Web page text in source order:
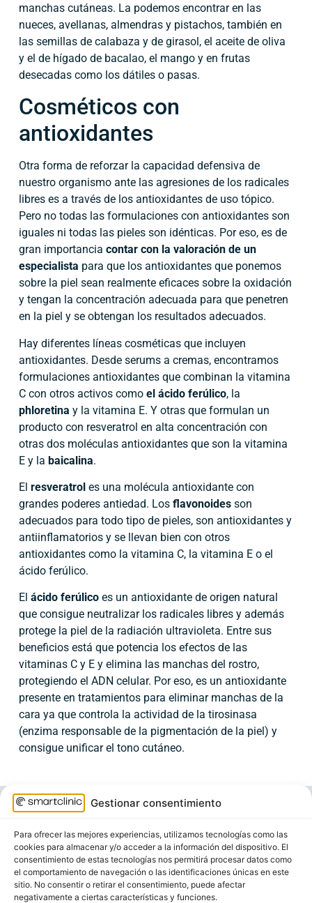
Gestionar consentimiento
Para ofrecer las mejores experiencias, utilizamos tecnologías como las
cookies para almacenar y/o acceder a la información del dispositivo. El
consentimiento de estas tecnologías nos permitirá procesar datos como
el comportamiento de navegación o las identificaciones únicas en este
sitio. No consentir o retirar el consentimiento, puede afectar
negativamente a ciertas características y funciones.
manchas cutáneas. La podemos encontrar en las
nueces, avellanas, almendras y pistachos, también en
las semillas de calabaza y de girasol, el aceite de oliva
y el de hígado de bacalao, el mango y en frutas
desecadas como los dátiles o pasas.
Cosméticos con
antioxidantes
Otra forma de reforzar la capacidad defensiva de
nuestro organismo ante las agresiones de los radicales
libres es a través de los antioxidantes de uso tópico.
Pero no todas las formulaciones con antioxidantes son
iguales ni todas las pieles son idénticas. Por eso, es de
gran importancia contar con la valoración de un
especialista para que los antioxidantes que ponemos
sobre la piel sean realmente eficaces sobre la oxidación
y tengan la concentración adecuada para que penetren
en la piel y se obtengan los resultados adecuados.
Hay diferentes líneas cosméticas que incluyen
antioxidantes. Desde serums a cremas, encontramos
formulaciones antioxidantes que combinan la vitamina
C con otros activos como el ácido ferúlico, la
phloretina y la vitamina E. Y otras que formulan un
producto con resveratrol en alta concentración con
otras dos moléculas antioxidantes que son la vitamina
E y la baicalina.
El resveratrol es una molécula antioxidante con
grandes poderes antiedad. Los flavonoides son
adecuados para todo tipo de pieles, son antioxidantes y
antiinflamatorios y se llevan bien con otros
antioxidantes como la vitamina C, la vitamina E o el
ácido ferúlico.
El ácido ferúlicoes un antioxidante de origen natural
que consigue neutralizar los radicales libres y además
protege la piel de la radiación ultravioleta. Entre sus
beneficios está que potencia los efectos de las
vitaminas C y E y elimina las manchas del rostro,
protegiendo el ADN celular. Por eso, es un antioxidante
presente en tratamientos para eliminar manchas de la
cara ya que controla la actividad de la tirosinasa
(enzima responsable de la pigmentación de la piel) y
consigue unificar el tono cutáneo.
Post relacionados